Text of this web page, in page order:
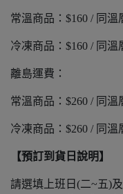
常溫商品：$160 / 同溫
冷凍商品：$160 / 同
離島運費：
常溫商品：$260 / 同溫
冷凍商品：$260 / 同
【預訂到貨日說明】
請選填上班日(二~五)